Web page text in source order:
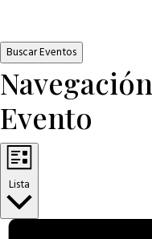
Buscar Eventos
Evento
Lista